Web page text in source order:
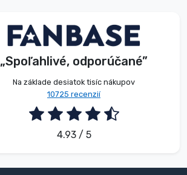
„Spoľahlivé, odporúčané”
Na základe desiatok tisíc nákupov
10725 recenzií
4.93 / 5
Anonymný Zákazník
2026. 08. 05.